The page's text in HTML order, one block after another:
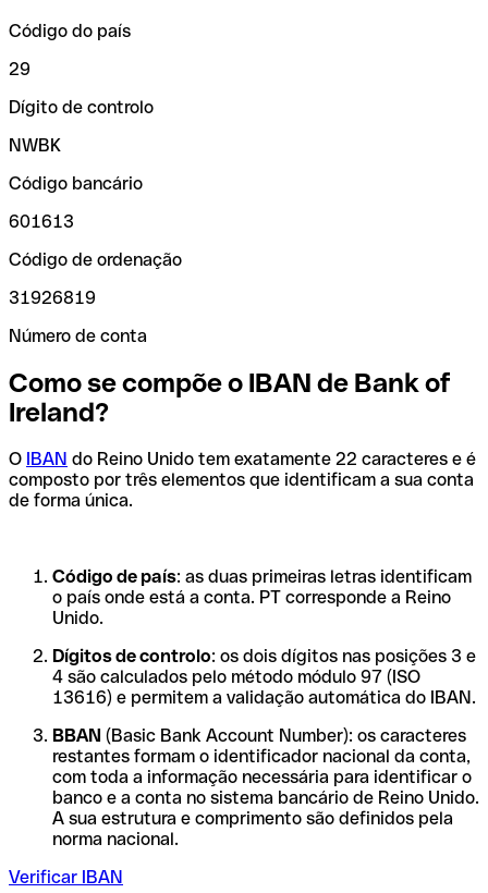
Código do país
29
Dígito de controlo
NWBK
Código bancário
601613
Código de ordenação
31926819
Número de conta
Como se compõe o IBAN de Bank of
Ireland?
O IBAN do Reino Unido tem exatamente 22 caracteres e é
composto por três elementos que identificam a sua conta
de forma única.
Código de país: as duas primeiras letras identificam
o país onde está a conta. PT corresponde a Reino
Unido.
Dígitos de controlo: os dois dígitos nas posições 3 e
4 são calculados pelo método módulo 97 (ISO
13616) e permitem a validação automática do IBAN.
BBAN (Basic Bank Account Number): os caracteres
restantes formam o identificador nacional da conta,
com toda a informação necessária para identificar o
banco e a conta no sistema bancário de Reino Unido.
A sua estrutura e comprimento são definidos pela
norma nacional.
Verificar IBAN